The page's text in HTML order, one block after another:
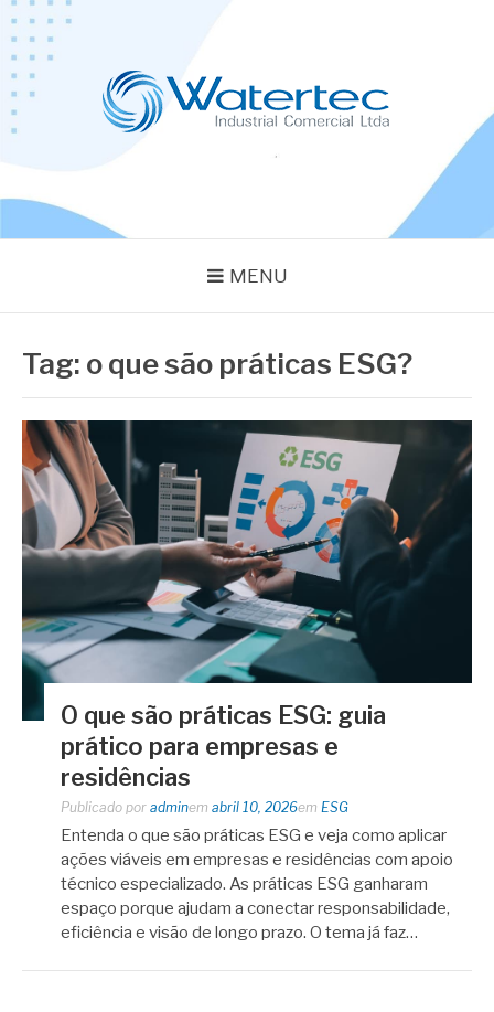
Pular
para
conteúdo
MENU
Tag: o que são práticas ESG?
O que são práticas ESG: guia
prático para empresas e
residências
Publicado por adminem abril 10, 2026em ESG
Entenda o que são práticas ESG e veja como aplicar
ações viáveis em empresas e residências com apoio
técnico especializado. As práticas ESG ganharam
espaço porque ajudam a conectar responsabilidade,
eficiência e visão de longo prazo. O tema já faz…